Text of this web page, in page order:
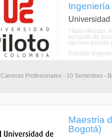
Título ofrecido:
conjunto de
las reas tcnicas
Estudiar
Carreras Profesionales - 10 Semestres -
Maestría
Bogotá)